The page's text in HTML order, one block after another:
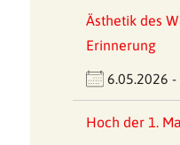
Ästhetik des
Erinnerung
6.05.2026 -
Hoch der 1.